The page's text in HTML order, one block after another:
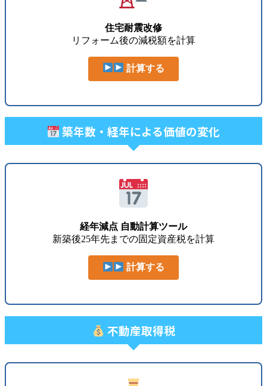
住宅耐震改修
リフォーム後の減税額を計算
計算する
築年数・経年による価値の変化
経年減点 自動計算ツール
新築後25年先までの固定資産税を計算
計算する
不動産取得税